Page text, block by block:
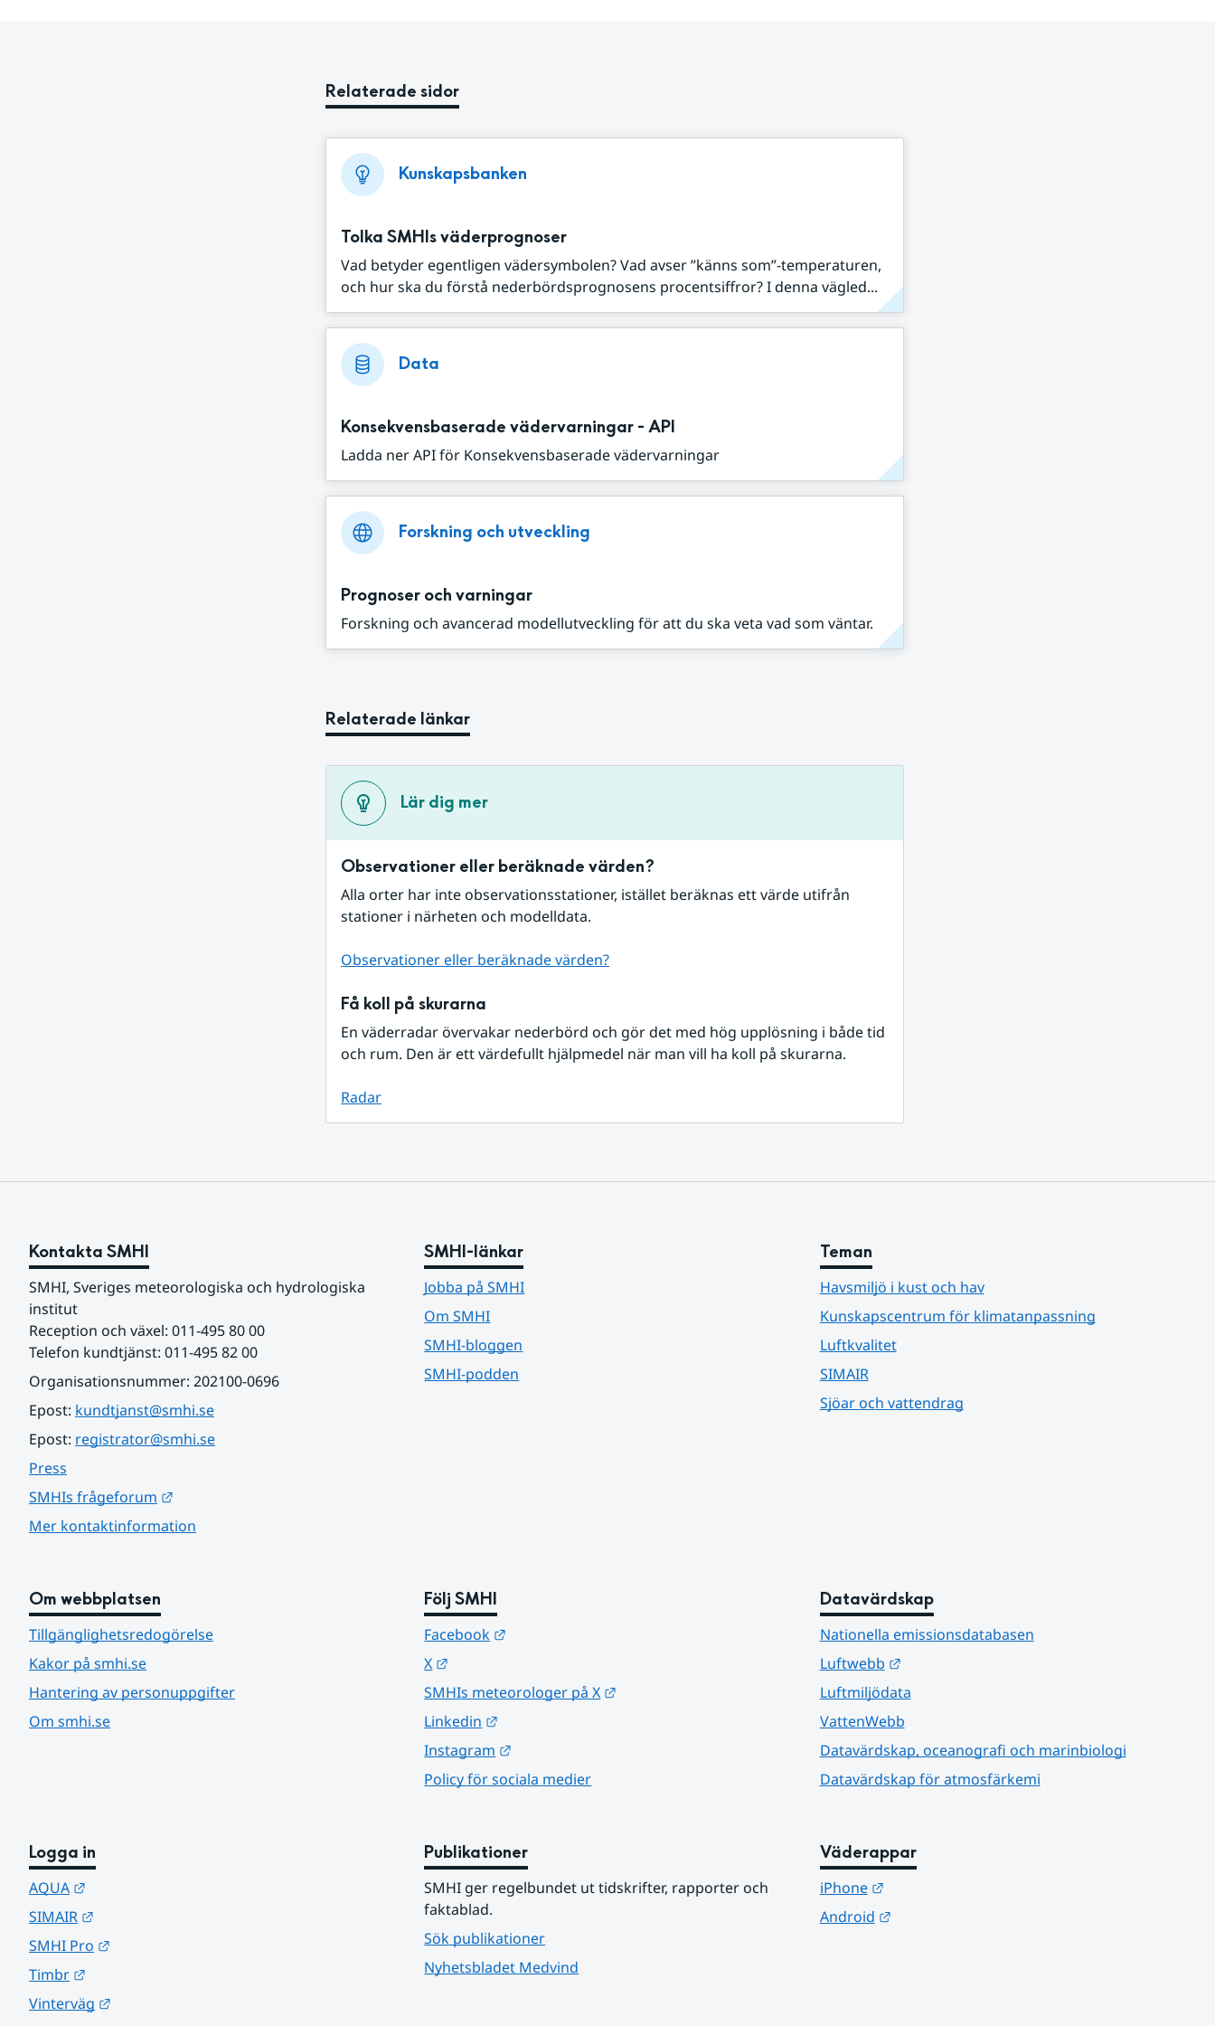
Relaterade sidor
Kunskapsbanken
Tolka SMHIs väderprognoser
Vad betyder egentligen vädersymbolen? Vad avser ”känns som”-temperaturen,
och hur ska du förstå nederbördsprognosens procentsiffror? I denna vägled...
Data
Konsekvensbaserade vädervarningar - API
Ladda ner API för Konsekvensbaserade vädervarningar
Forskning och utveckling
Prognoser och varningar
Forskning och avancerad modellutveckling för att du ska veta vad som väntar.
Relaterade länkar
Lär dig mer
Observationer eller beräknade värden?
Alla orter har inte observationsstationer, istället beräknas ett värde utifrån
stationer i närheten och modelldata.
Observationer eller beräknade värden?
Få koll på skurarna
En väderradar övervakar nederbörd och gör det med hög upplösning i både tid
och rum. Den är ett värdefullt hjälpmedel när man vill ha koll på skurarna.
Radar
Kontakta SMHI
SMHI, Sveriges meteorologiska och hydrologiska
institut
Reception och växel: 011-495 80 00
Telefon kundtjänst: 011-495 82 00
Organisationsnummer: 202100-0696
Epost: kundtjanst@smhi.se
Epost: registrator@smhi.se
Press
SMHIs frågeforum
Mer kontaktinformation
SMHI-länkar
Jobba på SMHI
Om SMHI
SMHI-bloggen
SMHI-podden
Teman
Havsmiljö i kust och hav
Kunskapscentrum för klimatanpassning
Luftkvalitet
SIMAIR
Sjöar och vattendrag
Om webbplatsen
Tillgänglighetsredogörelse
Kakor på smhi.se
Hantering av personuppgifter
Om smhi.se
Följ SMHI
Facebook
X
SMHIs meteorologer på X
Linkedin
Instagram
Policy för sociala medier
Datavärdskap
Nationella emissionsdatabasen
Luftwebb
Länk till annan webbplats.
Luftmiljödata
VattenWebb
Datavärdskap, oceanografi och marinbiologi
Datavärdskap för atmosfärkemi
Logga in
AQUA
SIMAIR
SMHI Pro
Timbr
Vinterväg
Publikationer
SMHI ger regelbundet ut tidskrifter, rapporter och
faktablad.
Sök publikationer
Nyhetsbladet Medvind
Väderappar
iPhone
Länk till annan webbplats.
Android
Länk till annan webbplats.